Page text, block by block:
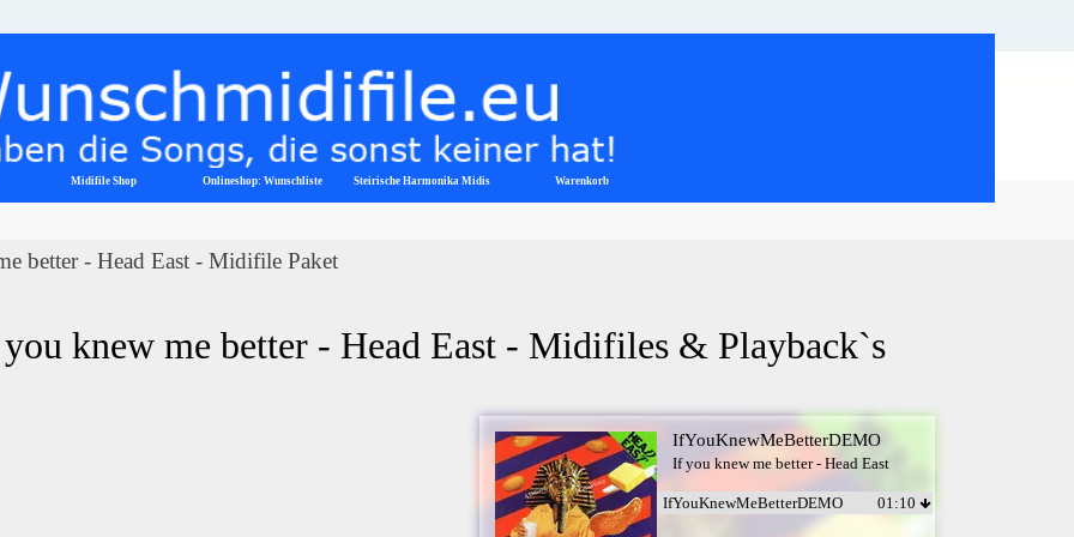
Menü überspringen
Midifile Shop ▼
Onlineshop: Wunschliste Steirische Harmonika Midis ▼
Warenkorb
better - Head East - Midifile Paket
knew me better - Head East - Midifiles & Playback`s
IfYouKnewMeBetterDEMO
If you knew me better - Head East
IfYouKnewMeBetterDEMO 01:10